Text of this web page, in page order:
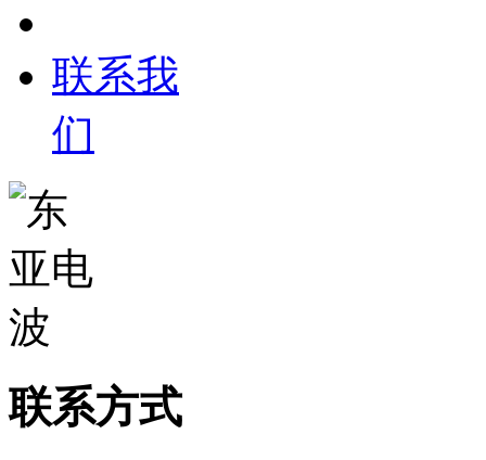
联系我
们
联系方式